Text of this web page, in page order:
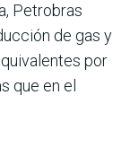
Petrobras
de gas y
por
que en el